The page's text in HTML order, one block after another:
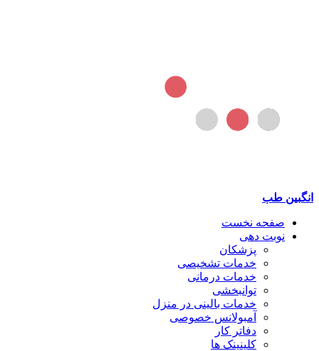
انگبین طب
صفحه نخست
نوبت دهی
پزشکان
خدمات تشخیصی
خدمات درمانی
توانبخشی
خدمات بالینی در منزل
آمبولانس خصوصی
دفاتر کار
کلینینک ها